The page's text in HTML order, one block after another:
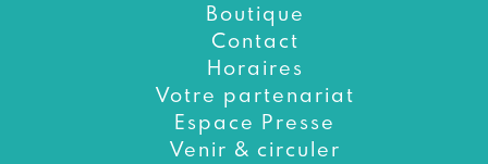
Boutique
Contact
Horaires
Votre partenariat
Espace Presse
Venir & circuler